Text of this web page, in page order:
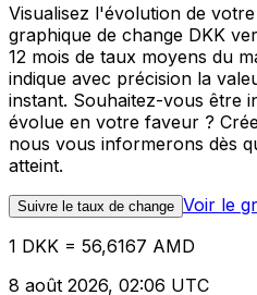
Visualisez l'évolution de
graphique de change DKK
12 mois de taux moyens du
indique avec précision la
instant. Souhaitez-vous être
évolue en votre faveur ?
nous vous informerons dès
atteint.
Suivre le taux de change Voir le
1 DKK = 56,6167 AMD
8 août 2026, 02:06 UTC